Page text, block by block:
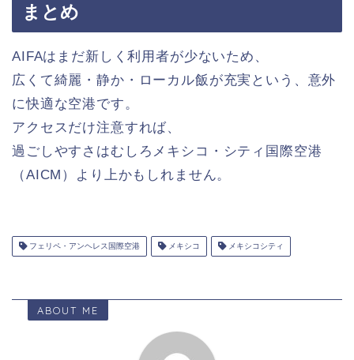
まとめ
AIFAはまだ新しく利用者が少ないため、
広くて綺麗・静か・ローカル飯が充実という、意外
に快適な空港です。
アクセスだけ注意すれば、
過ごしやすさはむしろメキシコ・シティ国際空港
（AICM）より上かもしれません。
フェリペ・アンヘレス国際空港 メキシコ メキシコシティ
ABOUT ME